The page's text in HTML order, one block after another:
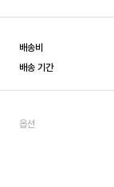
배송비
배송 기간
옵션